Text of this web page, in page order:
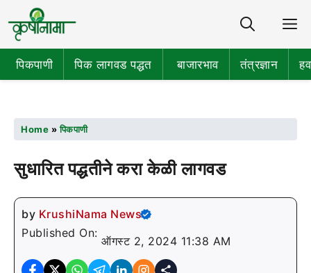
पिकपाणी पिक लागवड पद्धत बाजारभाव तंत्रज्ञान
Home »पिकपाणी
सुधारित पद्धतीने करा केळी लागवड
by KrushiNama News
Published On:
ऑगस्ट 2, 2024 11:38 AM